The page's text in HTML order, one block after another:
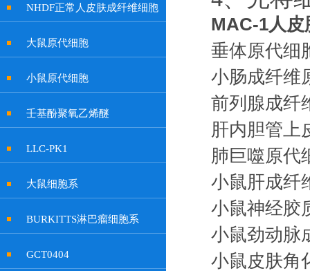
NHDF正常人皮肤成纤维细胞
大鼠原代细胞
小鼠原代细胞
壬基酚聚氧乙烯醚
LLC-PK1
大鼠细胞系
BURKITTS淋巴瘤细胞系
GCT0404
MAC-1人皮
垂体原代细
小肠成纤维
前列腺成纤
肝内胆管上
肺巨噬原代
小鼠肝成纤
小鼠神经胶
小鼠劲动脉
小鼠皮肤角